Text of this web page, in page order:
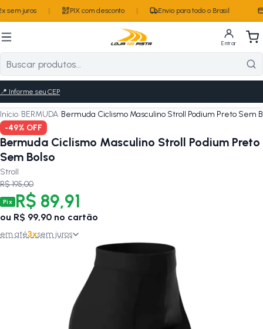
sem juros PIX com desconto Envio para todo o Brasil
Entrar
📍 Informe seu CEP
Início/BERMUDA/Bermuda Ciclismo Masculino Stroll Podium Preto Sem
-49% OFF
Bermuda Ciclismo Masculino Stroll Podium Preto
Sem Bolso
Stroll
R$ 195,00
Pix R$ 89,91
ou R$ 99,90 no cartão
em até3xsem juros